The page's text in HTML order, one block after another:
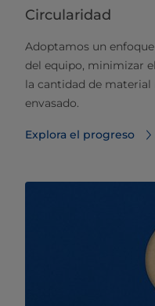
Circularidad
Adoptamos un
del equipo, minimizar
la cantidad de material
envasado.
Explora el progreso